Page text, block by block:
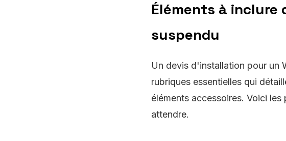
Éléments à inclure
suspendu
Un devis d'installation pour un
rubriques essentielles qui
éléments accessoires. Voici
attendre.